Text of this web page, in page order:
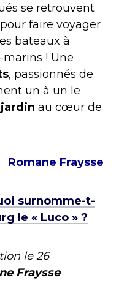
se retrouvent
faire voyager
bateaux à
! Une
, passionnés de
un à un le
au cœur de
Romane Fraysse
surnomme-t-
le « Luco » ?
le26
Fraysse